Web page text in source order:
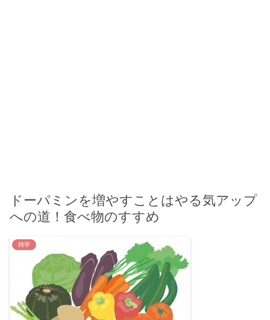
ドーパミンを増やすことはやる気アップ
への道！食べ物のすすめ
雑学